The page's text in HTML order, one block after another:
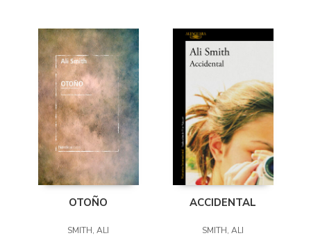
OTOÑO
SMITH, ALI
ACCIDENTAL
SMITH, ALI